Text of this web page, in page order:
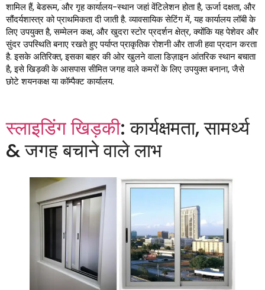
शामिल हैं, बेडरूम, और गृह कार्यालय-स्थान जहां वेंटिलेशन होता है, ऊर्जा दक्षता, और
सौंदर्यशास्त्र को प्राथमिकता दी जाती है. व्यावसायिक सेटिंग में, यह कार्यालय लॉबी के
लिए उपयुक्त है, सम्मेलन कक्ष, और खुदरा स्टोर प्रदर्शन क्षेत्र, क्योंकि यह पेशेवर और
सुंदर उपस्थिति बनाए रखते हुए पर्याप्त प्राकृतिक रोशनी और ताजी हवा प्रदान करता
है. इसके अतिरिक्त, इसका बाहर की ओर खुलने वाला डिज़ाइन आंतरिक स्थान बचाता
है, इसे खिड़की के आसपास सीमित जगह वाले कमरों के लिए उपयुक्त बनाना, जैसे
छोटे शयनकक्ष या कॉम्पैक्ट कार्यालय.
स्लाइडिंग खिड़की: कार्यक्षमता, सामर्थ्य
& जगह बचाने वाले लाभ